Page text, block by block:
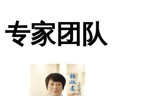
专家团队